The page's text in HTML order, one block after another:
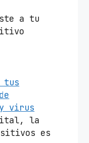
a tu
tus
virus
la
es